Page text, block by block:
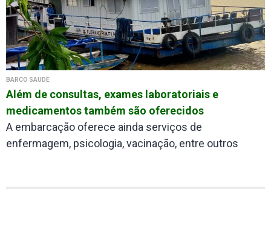
BARCO SAÚDE
Além de consultas, exames laboratoriais e
medicamentos também são oferecidos
A embarcação oferece ainda serviços de
enfermagem, psicologia, vacinação, entre outros